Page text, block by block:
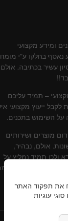
ומידע מקצועי
נאסף בחלקו ע"י
עשיר בכתיבה. אולם
– תמיד עליכם
ייעוץ מקצועי
על השימוש בתכנים.
מוצרים ושירותים
אולם, נבהיר,
ולכן תמיד נמליץ על
בסטנרט איכותי
את תפקוד האתר
עוגיות